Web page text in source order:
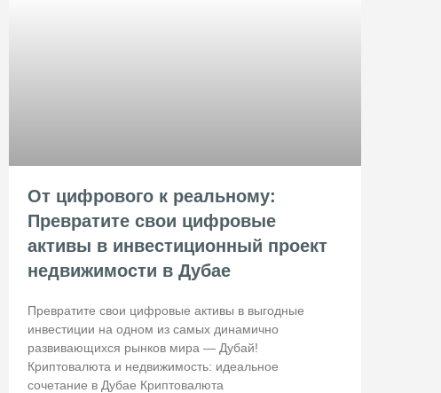
От цифрового к реальному:
Превратите свои цифровые
активы в инвестиционный проект
недвижимости в Дубае
Превратите свои цифровые активы в выгодные
инвестиции на одном из самых динамично
развивающихся рынков мира — Дубай!
Криптовалюта и недвижимость: идеальное
сочетание в Дубае Криптовалюта